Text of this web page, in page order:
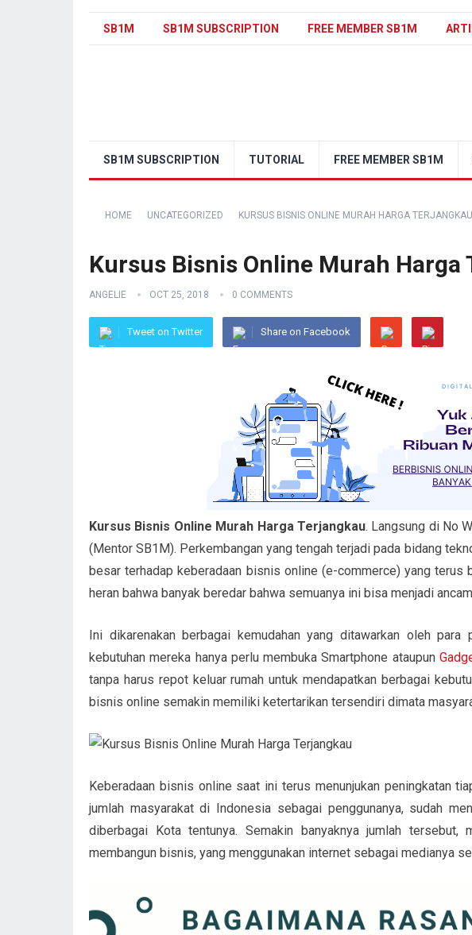
SB1M SB1M SUBSCRIPTION FREE MEMBER SB1M
SB1M SUBSCRIPTION TUTORIAL FREE MEMBER SB1M
HOME UNCATEGORIZED KURSUS BISNIS ONLINE MURAH HARGA TERJANGKAU
Kursus Bisnis Online Murah Harga
ANGELIE OCT 25, 2018 0 COMMENTS
Tweet on Twitter Share on Facebook
Kursus Bisnis Online Murah Harga Terjangkau. Langsung di No
(Mentor SB1M). Perkembangan yang tengah terjadi pada bidang
besar terhadap keberadaan bisnis online (e-commerce) yang terus
heran bahwa banyak beredar bahwa semuanya ini bisa menjadi
Ini dikarenakan berbagai kemudahan yang ditawarkan oleh para
kebutuhan mereka hanya perlu membuka Smartphone ataupun
tanpa harus repot keluar rumah untuk mendapatkan berbagai
bisnis online semakin memiliki ketertarikan tersendiri dimata
Keberadaan bisnis online saat ini terus menunjukan peningkatan
jumlah masyarakat di Indonesia sebagai penggunanya, sudah
diberbagai Kota tentunya. Semakin banyaknya jumlah tersebut,
membangun bisnis, yang menggunakan internet sebagai medianya